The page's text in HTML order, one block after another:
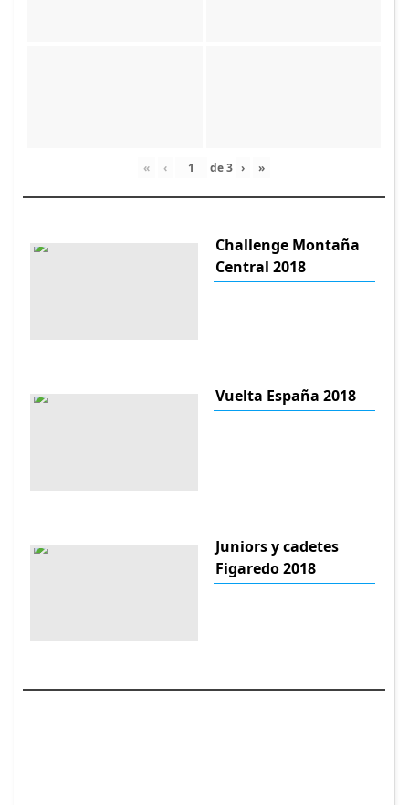
« ‹ de3 › »
Challenge Montaña
Central 2018
Vuelta España 2018
Juniors y cadetes
Figaredo 2018